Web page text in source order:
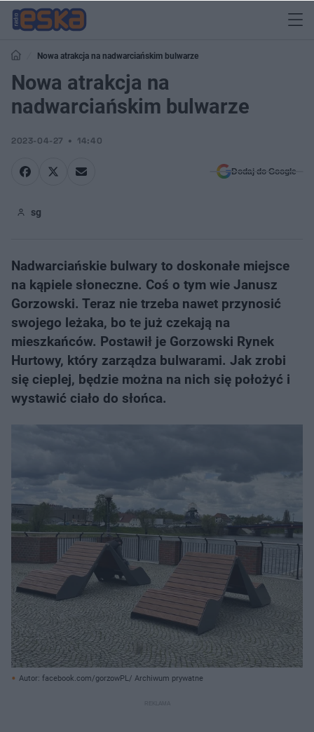
Nowa atrakcja na nadwarciańskim bulwarze
Nowa atrakcja na
nadwarciańskim bulwarze
2023-04-27 14:40
Dodaj do Google
sg
Nadwarciańskie bulwary to doskonałe miejsce
na kąpiele słoneczne. Coś o tym wie Janusz
Gorzowski. Teraz nie trzeba nawet przynosić
swojego leżaka, bo te już czekają na
mieszkańców. Postawił je Gorzowski Rynek
Hurtowy, który zarządza bulwarami. Jak zrobi
się cieplej, będzie można na nich się położyć i
wystawić ciało do słońca.
Autor: facebook.com/gorzowPL/ Archiwum prywatne